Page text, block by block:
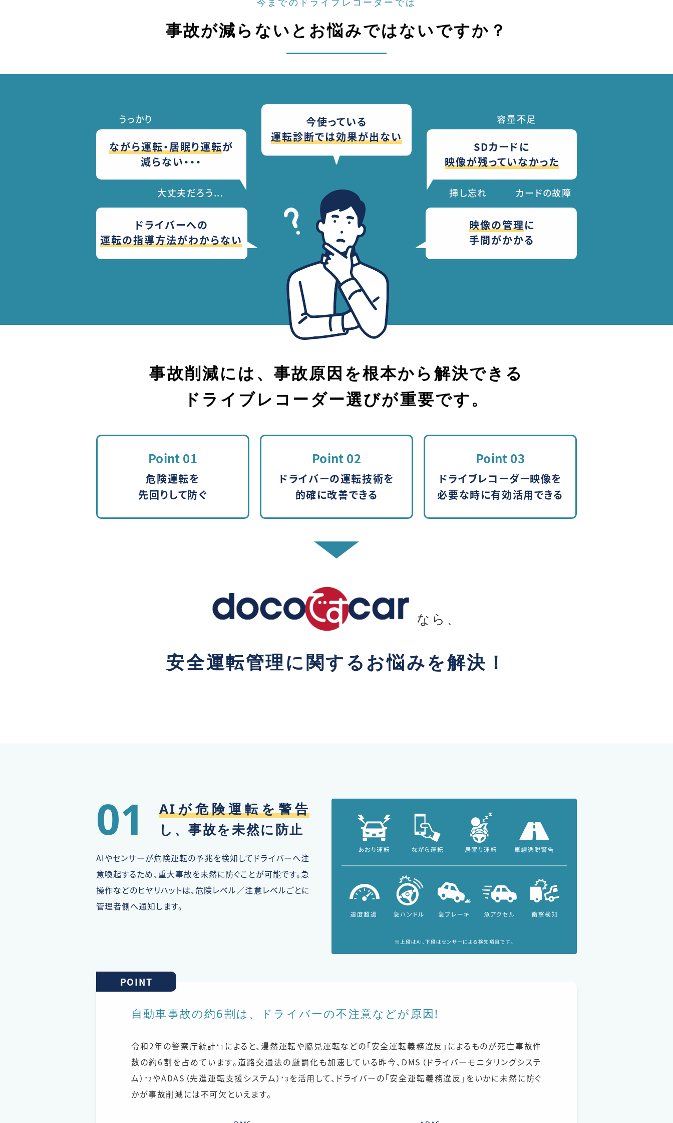
事故が減らないと お悩みではないですか？
ながら運転・居眠り運転が
減らない・・・
うっかり
大丈夫だろう...
ドライバーへの
運転の指導方法がわからない
今使っている
運転診断では効果が出ない
SDカードに
映像が残っていなかった
容量不足
挿し忘れ カードの故障
映像の管理に
手間がかかる
事故削減には、事故原因を根本から解決できる
ドライブレコーダー選びが重要です。
Point 01
危険運転を
先回りして防ぐ
Point 02
ドライバーの運転技術を
的確に改善できる
Point 03
ドライブレコーダー映像を
必要な時に有効活用できる
なら、
安全運転管理に関するお悩みを解決！
01
AIが危険運転を警告
し、事故を未然に防止
AIやセンサーが危険運転の予兆を検知してドライバーへ注
意喚起するため、重大事故を未然に防ぐことが可能です。急
操作などのヒヤリハットは、危険レベル／注意レベルごとに
管理者側へ通知します。
POINT
自動車事故の約6割は、ドライバーの不注意などが原因!
令和2年の警察庁統計*1 によると、漫然運転や脇見運転などの「安全運転義務違反」によるものが死亡事故件
数の約6割を占めています。道路交通法の厳罰化も加速している昨今、DMS（ドライバーモニタリングシステ
ム） *2 やADAS（先進運転支援システム） *3 を活用して、ドライバーの「安全運転義務違反」をいかに未然に防ぐ
かが事故削減には不可欠といえます。